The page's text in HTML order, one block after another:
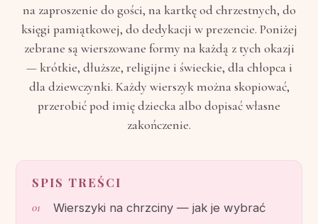
na zaproszenie do gości, na kartkę od chrzestnych, do
księgi pamiątkowej, do dedykacji w prezencie. Poniżej
zebrane są wierszowane formy na każdą z tych okazji
— krótkie, dłuższe, religijne i świeckie, dla chłopca i
dla dziewczynki. Każdy wierszyk można skopiować,
przerobić pod imię dziecka albo dopisać własne
zakończenie.
SPIS TREŚCI
Wierszyki na chrzciny — jak je wybrać